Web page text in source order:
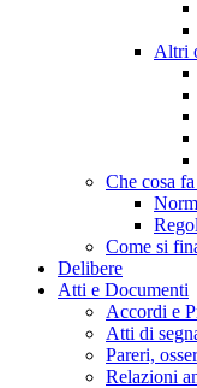
Altri
Che cosa
Come si
Delibere
Atti e Documenti
Accordi e
Atti di
Pareri,
Relazioni